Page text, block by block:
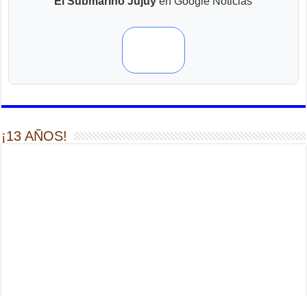
¡13 AÑOS!